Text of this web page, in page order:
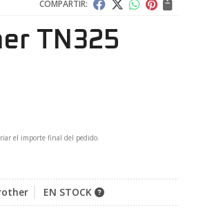
COMPARTIR:
TN325
el importe final del pedido.
EN STOCK